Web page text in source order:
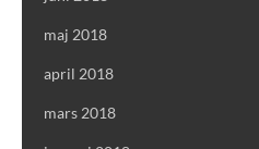
maj 2018
april 2018
mars 2018